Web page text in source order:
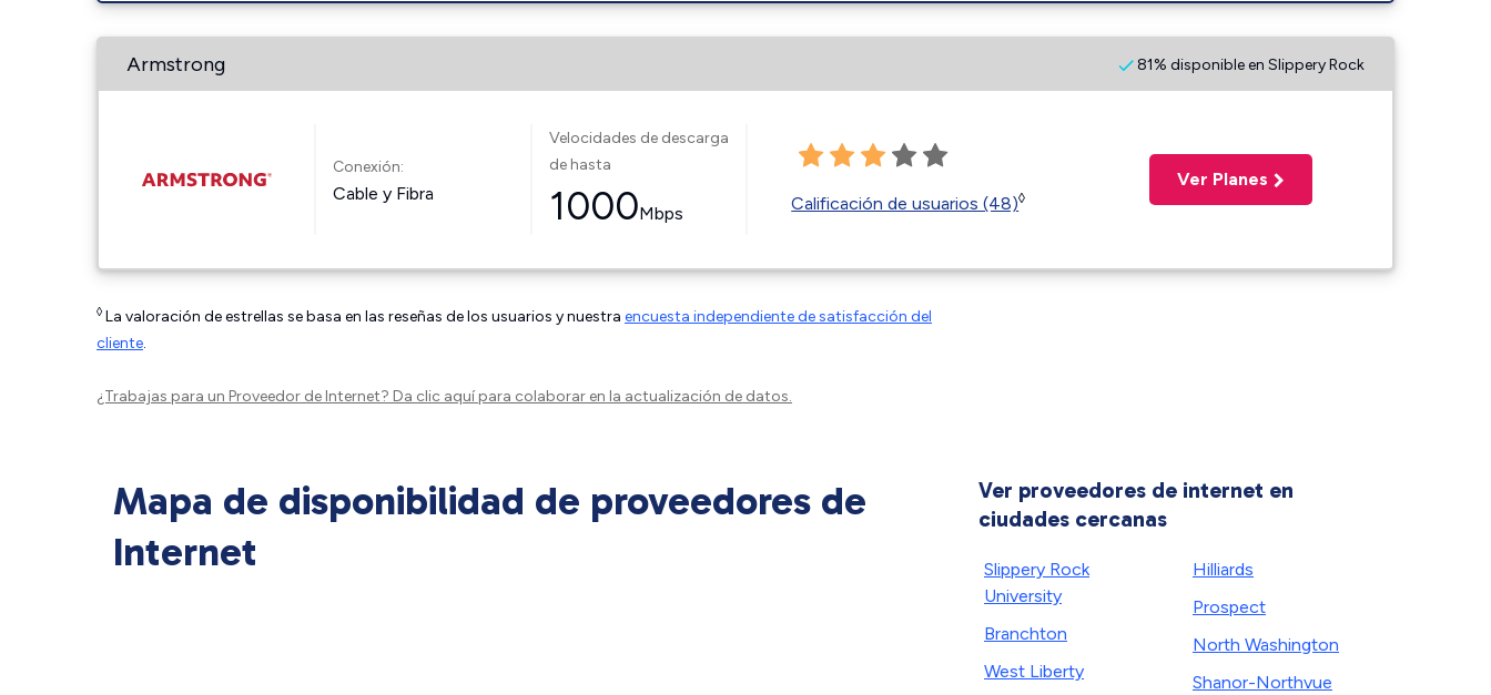
Armstrong 81% disponible en Slippery Rock
Conexión:
Cable y Fibra
Velocidades de descarga
de hasta
1000Mbps Calificación de usuarios (48)◊
Ver Planes
◊ La valoración de estrellas se basa en las reseñas de los usuarios y nuestra encuesta independiente de satisfacción del
cliente.
¿Trabajas para un Proveedor de Internet? Da clic aquípara colaborar en la actualización de datos.
Mapa de disponibilidad de proveedores de
Internet
Ver proveedores de internet en
ciudades cercanas
Slippery Rock
University
Branchton
West Liberty
Hilliards
Prospect
North Washington
Shanor-Northvue